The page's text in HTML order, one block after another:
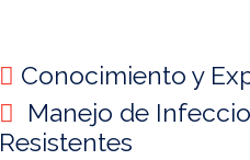
Conocimiento y
Manejo de
Resistentes